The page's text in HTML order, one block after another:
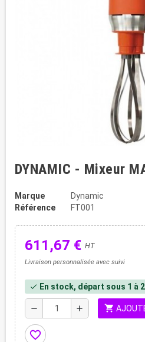
DYNAMIC - Mixeur
Marque
Dynamic
Référence
FT001
611,67 € HT
Livraison personnalisée avec suivi
check En stock, départ sous 1 à
remove add shopping_cart
favorite_border